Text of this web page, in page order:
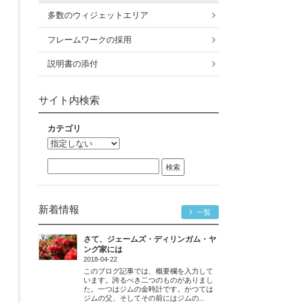
多数のウィジェットエリア
フレームワークの採用
説明書の添付
サイト内検索
カテゴリ
新着情報 一覧
さて、ジェームズ・ディリンガム・ヤ
ング家には
2018-04-22
このブログ記事では、概要欄を入力して
います。誇るべき二つのものがありまし
た。一つはジムの金時計です。かつては
ジムの父、そしてその前にはジムの...